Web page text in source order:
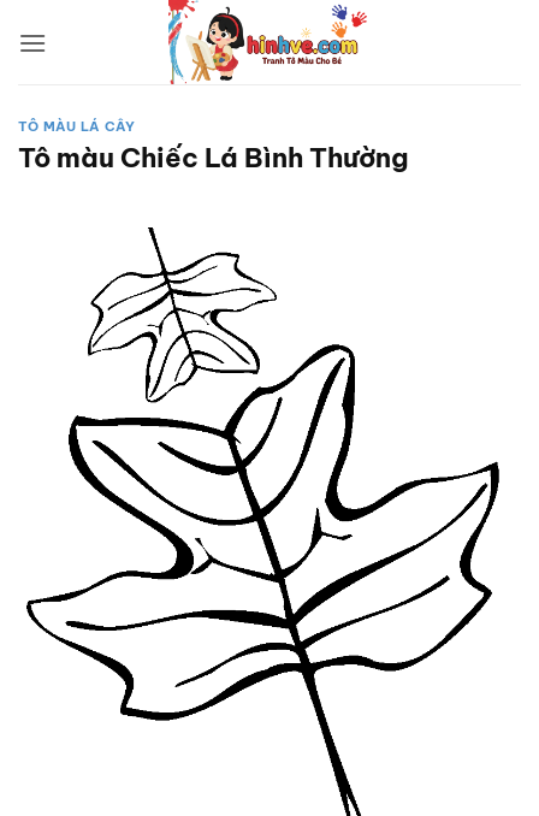
qua
TÔ MÀU LÁ CÂY
Tô màu Chiếc Lá Bình Thường